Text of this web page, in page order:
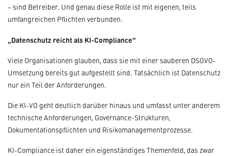
– sind Betreiber. Und genau diese Rolle ist mit eigenen, teils
umfangreichen Pflichten verbunden.
„Datenschutz reicht als KI-Compliance“
Viele Organisationen glauben, dass sie mit einer sauberen DSGVO-
Umsetzung bereits gut aufgestellt sind. Tatsächlich ist Datenschutz
nur ein Teil der Anforderungen.
Die KI-VO geht deutlich darüber hinaus und umfasst unter anderem
technische Anforderungen, Governance-Strukturen,
Dokumentationspflichten und Risikomanagementprozesse.
KI-Compliance ist daher ein eigenständiges Themenfeld, das zwar